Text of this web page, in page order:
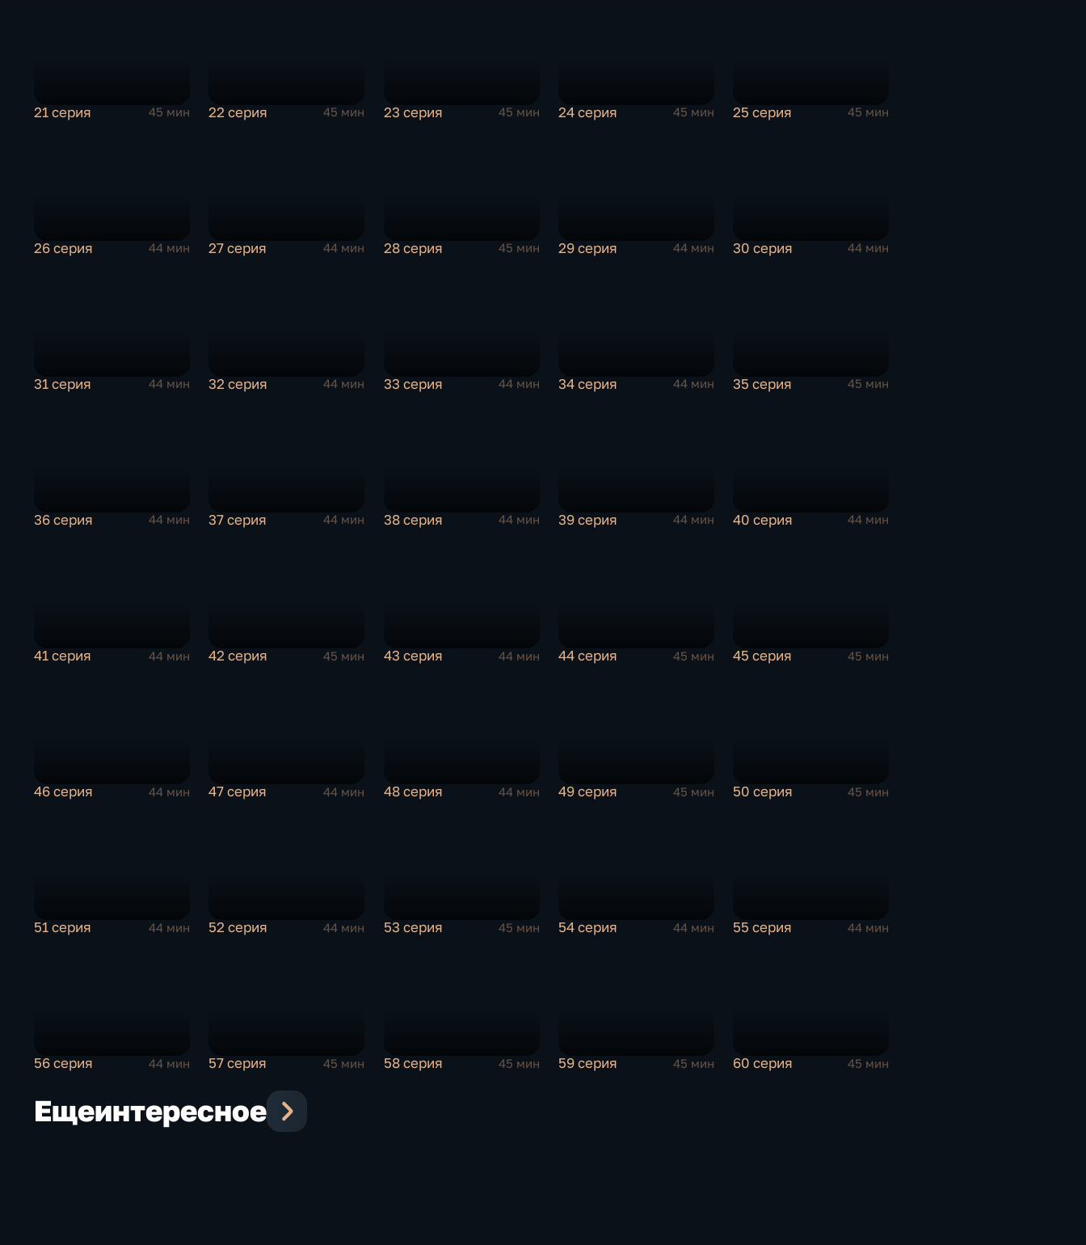
21 серия 45 мин 22 серия 45 мин 23 серия 45 мин 24 серия 45 мин 25 серия 45 мин
26 серия 44 мин 27 серия 44 мин 28 серия 45 мин 29 серия 44 мин 30 серия 44 мин
31 серия 44 мин 32 серия 44 мин 33 серия 44 мин 34 серия 44 мин 35 серия 45 мин
36 серия 44 мин 37 серия 44 мин 38 серия 44 мин 39 серия 44 мин 40 серия 44 мин
41 серия 44 мин 42 серия 45 мин 43 серия 44 мин 44 серия 45 мин 45 серия 45 мин
46 серия 44 мин 47 серия 44 мин 48 серия 44 мин 49 серия 45 мин 50 серия 45 мин
51 серия 44 мин 52 серия 44 мин 53 серия 45 мин 54 серия 44 мин 55 серия 44 мин
56 серия 44 мин 57 серия 45 мин 58 серия 45 мин 59 серия 45 мин 60 серия 45 мин
Ещеинтересное